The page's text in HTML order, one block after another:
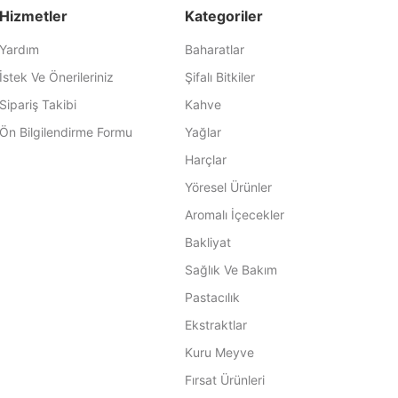
Hizmetler
Yardım
İstek Ve Önerileriniz
Sipariş Takibi
Ön Bilgilendirme Formu
Kategoriler
Baharatlar
Şifalı Bitkiler
Kahve
Yağlar
Harçlar
Yöresel Ürünler
Aromalı İçecekler
Bakliyat
Sağlık Ve Bakım
Pastacılık
Ekstraktlar
Kuru Meyve
Fırsat Ürünleri